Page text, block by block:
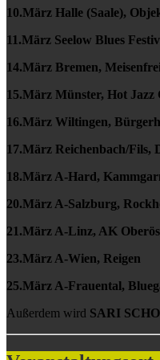
10.März Halle (Saale),
11.März Seelow Blues
14.März Bremen, Meisenfrei
15.März Münster, Hot Jazz
16.März Wiltingen,
17.März Reichenbach/Fils,
18.März A-Hard,
20.März A-Salzburg,
21.März A-Linz, AK
23.März A-Wien, Reigen
25.März A-Frauental,
Außerdem wird SARI